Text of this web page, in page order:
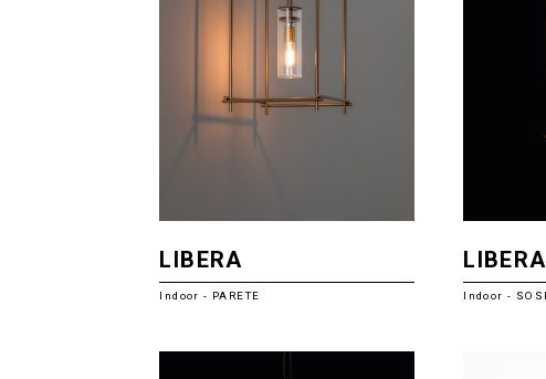
LIBERA
Indoor - PARETE
LIBERA
Indoor -